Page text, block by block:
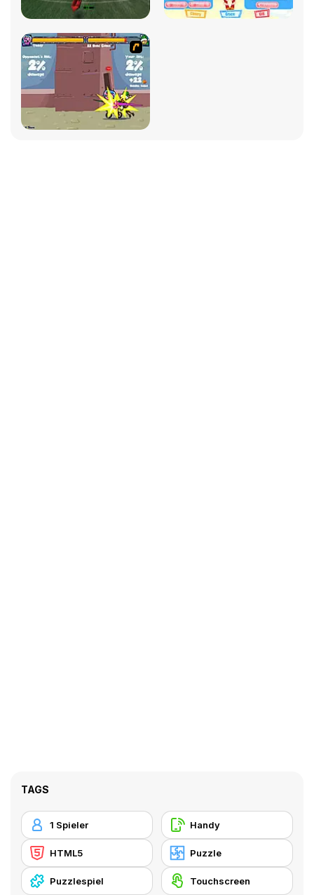
TAGS
1 Spieler Handy
HTML5 Puzzle
Puzzlespiel Touchscreen